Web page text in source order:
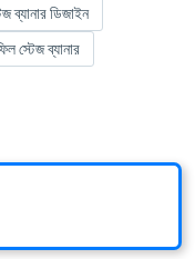
ব্যানার ডিজাইন
স্টেজ ব্যানার